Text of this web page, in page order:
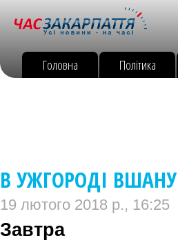
Головна Політика
В УЖГОРОДІ
19 лютого 2018 р., 16:25
Завтра